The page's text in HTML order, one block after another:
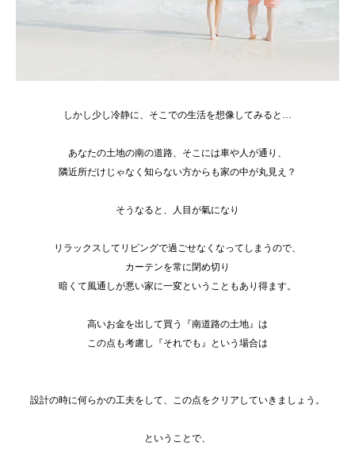
しかし少し冷静に、そこでの生活を想像してみると…
あなたの土地の南の道路、そこには車や人が通り、
隣近所だけじゃなく知らない方からも家の中が丸見え？
そうなると、人目が氣になり
リラックスしてリビングで過ごせなくなってしまうので、
カーテンを常に閉め切り
暗くて風通しが悪い家に一変ということもあり得ます。
高いお金を出して買う『南道路の土地』は
この点も考慮し『それでも』という場合は
設計の時に何らかの工夫をして、この点をクリアしていきましょう。
ということで、